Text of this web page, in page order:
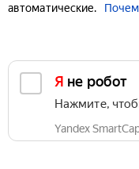
автоматические.
Я не робот
Нажмите,
Yandex